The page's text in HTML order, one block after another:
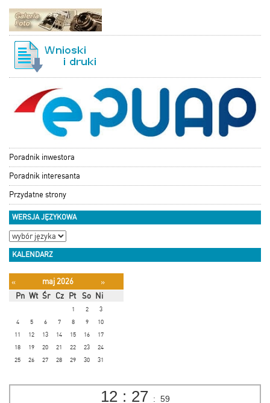
Poradnik inwestora
Poradnik interesanta
Przydatne strony
WERSJA JĘZYKOWA
KALENDARZ
« maj 2026
»
Pn Wt Śr Cz Pt So Ni
1 2
3
4
5 6 7 8 9
10
11
12 13 14 15 16
17
18
19 20 21 22 23
24
25
26 27 28 29 30 31
12 : 28 : 00